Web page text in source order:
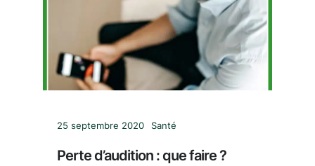
25 septembre 2020 Santé
Perte d’audition : que faire ?